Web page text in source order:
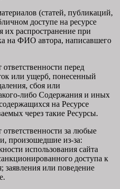
(статей, публикаций,
доступе на ресурсе
их распространение при
на ФИО автора, написавшего
перед
или ущерб, понесенный
сбоя или
либо Содержания и иных
на Ресурсе
через такие Ресурсы.
ответственности за любые
произошедшие из-за:
использования сайта
доступа к
заявления или поведение